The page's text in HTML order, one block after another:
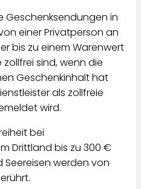
Geschenksendungen in
einer Privatperson an
bis zu einem Warenwert
sind, wenn die
Geschenkinhalt hat
als zollfreie
wird.
bei
Drittland bis zu 300 €
werden von